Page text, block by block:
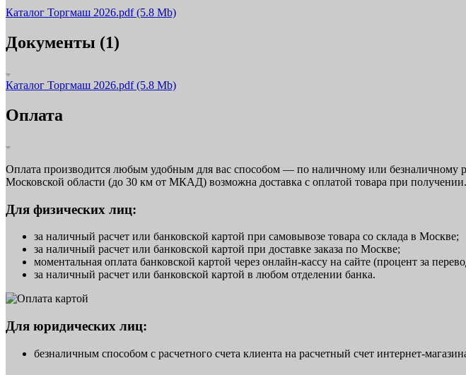
Каталог Торгмаш 2026.pdf(5.8 Mb)
Документы (1)
Каталог Торгмаш 2026.pdf(5.8 Mb)
Оплата
Оплата производится любым удобным для вас способом — по наличному или безналичному
Московской области (до 30 км от МКАД) возможна доставка с оплатой товара при получении.
Для физических лиц:
за наличный расчет или банковской картой при самовывозе товара со склада в Москве;
за наличный расчет или банковской картой при доставке заказа по Москве;
моментальная оплата банковской картой через онлайн-кассу на сайте (процент за
за наличный расчет или банковской картой в любом отделении банка.
Для юридических лиц:
безналичным способом с расчетного счета клиента на расчетный счет интернет-